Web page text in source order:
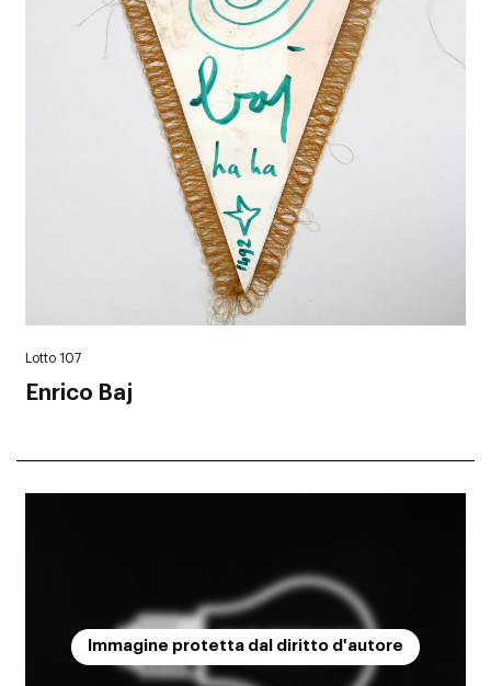
Lotto 107
Enrico Baj
Immagine protetta dal diritto d'autore